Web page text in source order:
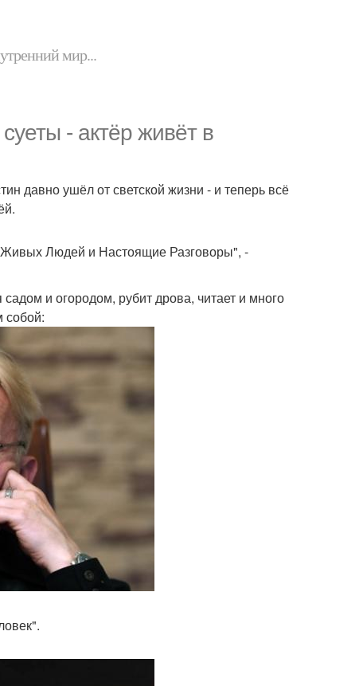
мир...
- актёр живёт в
давно ушёл от светской жизни - и теперь всё
Людей и Настоящие Разговоры", -
и огородом, рубит дрова, читает и много
собой: